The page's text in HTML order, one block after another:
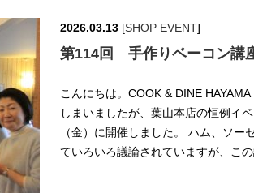
2026.03.13 [SHOP EVENT]
第114回 手作りベーコン講
こんにちは。COOK & DINE
しまいましたが、葉山本店の恒例イ
（金）に開催しました。 ハム、ソ
ていろいろ議論されていますが、この